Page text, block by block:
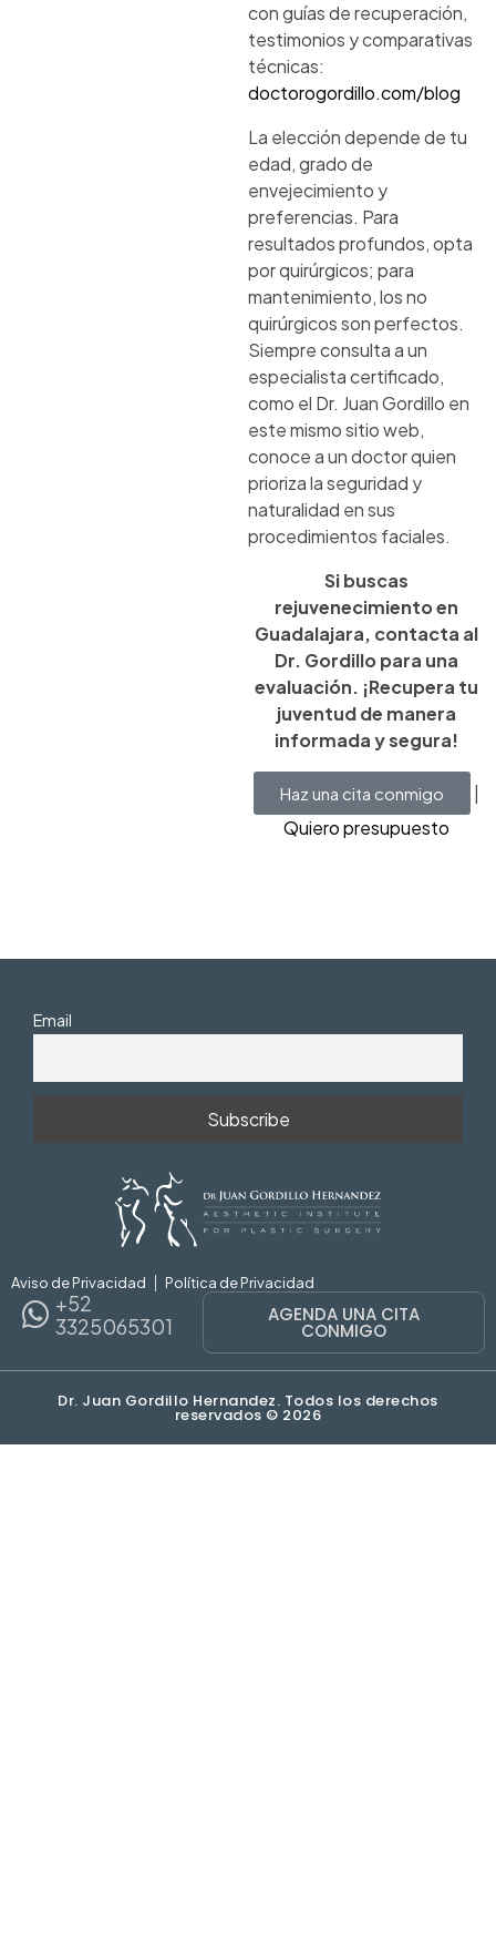
con guías de recuperación,
testimonios y comparativas
técnicas:
doctorogordillo.com/blog
La elección depende de tu
edad, grado de
envejecimiento y
preferencias. Para
resultados profundos, opta
por quirúrgicos; para
mantenimiento, los no
quirúrgicos son perfectos.
Siempre consulta a un
especialista certificado,
como el Dr. Juan Gordillo en
este mismo sitio web,
conoce a un doctor quien
prioriza la seguridad y
naturalidad en sus
procedimientos faciales.
Si buscas
rejuvenecimiento en
Guadalajara, contacta al
Dr. Gordillo para una
evaluación. ¡Recupera tu
juventud de manera
informada y segura!
Haz una cita conmigo
Quiero presupuesto
Email
Aviso de Privacidad Política de Privacidad
+52
3325065301
AGENDA UNA CITA
CONMIGO
Dr. Juan Gordillo Hernandez. Todos los derechos
reservados © 2026